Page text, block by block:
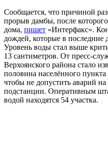
Сообщается, что причиной
прорыв дамбы, после
дома, пишет «Интерфакс».
дождей, которые в
Уровень воды стал выше
13 сантиметров. От пресс-
Верхоянского района стало
половина населённого
чтобы не допустить аварий
подстанции. Оперативным
водой находятся 54 участка.